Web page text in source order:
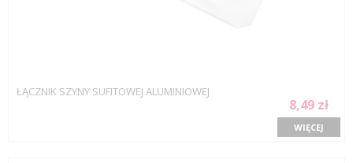
ŁĄCZNIK SZYNY SUFITOWEJ ALUMINIOWEJ
8,49 zł
WIĘCEJ